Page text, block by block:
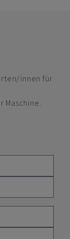
innen für
Maschine.